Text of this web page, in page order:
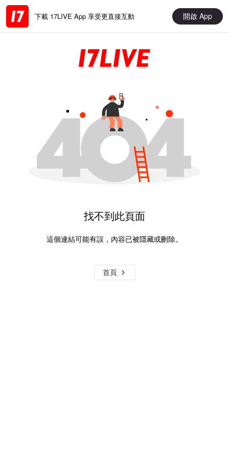
下載 17LIVE App 享受更直接互動 開啟 App
找不到此頁面
這個連結可能有誤，內容已被隱藏或刪除。
首頁